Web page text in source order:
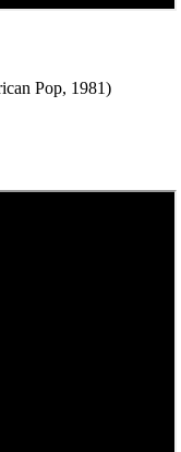
Pop, 1981)